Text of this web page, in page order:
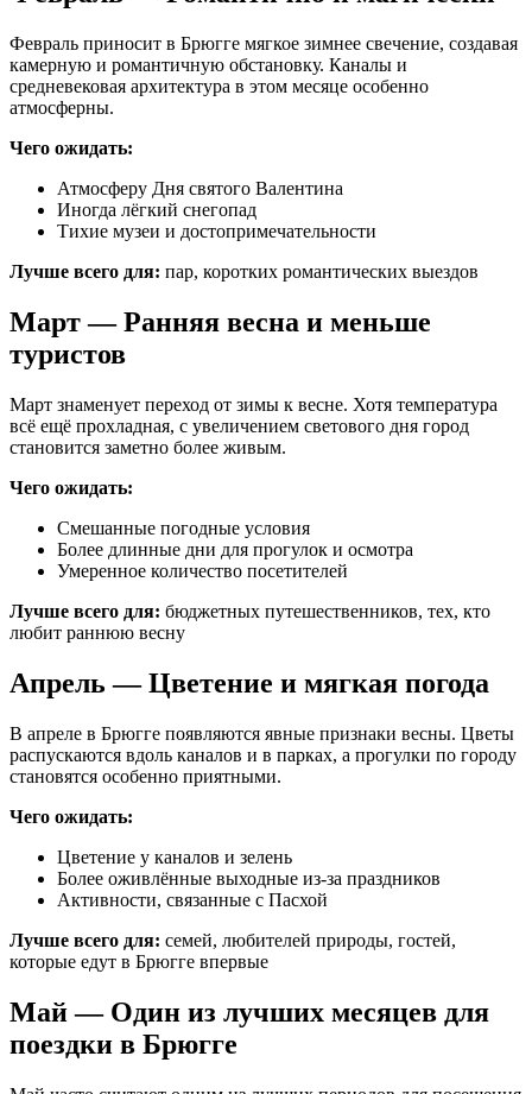
Февраль приносит в Брюгге мягкое зимнее свечение, создавая
камерную и романтичную обстановку. Каналы и
средневековая архитектура в этом месяце особенно
атмосферны.
Чего ожидать:
Атмосферу Дня святого Валентина
Иногда лёгкий снегопад
Тихие музеи и достопримечательности
Лучше всего для: пар, коротких романтических выездов
Март — Ранняя весна и меньше
туристов
Март знаменует переход от зимы к весне. Хотя температура
всё ещё прохладная, с увеличением светового дня город
становится заметно более живым.
Чего ожидать:
Смешанные погодные условия
Более длинные дни для прогулок и осмотра
Умеренное количество посетителей
Лучше всего для: бюджетных путешественников, тех, кто
любит раннюю весну
Апрель — Цветение и мягкая погода
В апреле в Брюгге появляются явные признаки весны. Цветы
распускаются вдоль каналов и в парках, а прогулки по городу
становятся особенно приятными.
Чего ожидать:
Цветение у каналов и зелень
Более оживлённые выходные из-за праздников
Активности, связанные с Пасхой
Лучше всего для: семей, любителей природы, гостей,
которые едут в Брюгге впервые
Май — Один из лучших месяцев для
поездки в Брюгге